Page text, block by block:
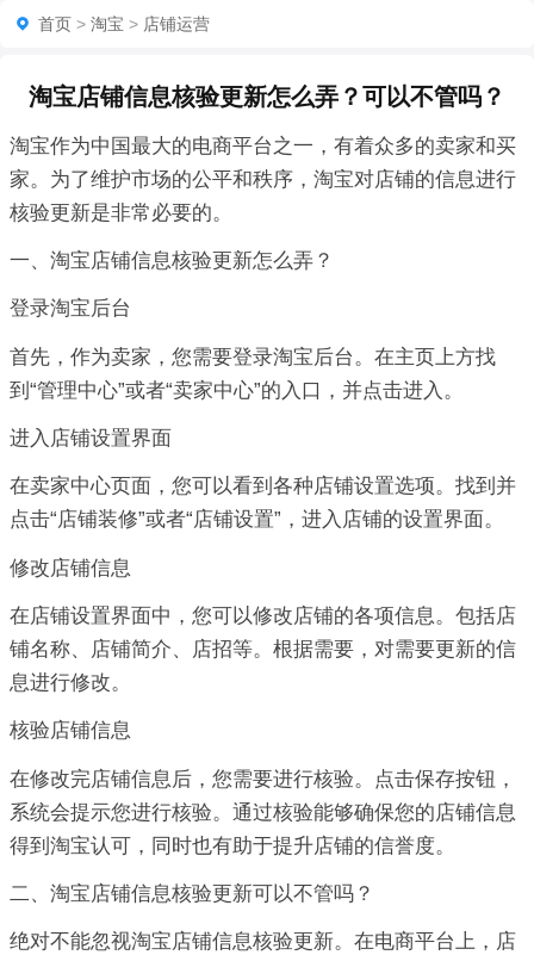
首页 > 淘宝 > 店铺运营
淘宝店铺信息核验更新怎么弄？可以不管吗？
淘宝作为中国最大的电商平台之一，有着众多的卖家和买
家。为了维护市场的公平和秩序，淘宝对店铺的信息进行
核验更新是非常必要的。
一、淘宝店铺信息核验更新怎么弄？
登录淘宝后台
首先，作为卖家，您需要登录淘宝后台。在主页上方找
到“管理中心”或者“卖家中心”的入口，并点击进入。
进入店铺设置界面
在卖家中心页面，您可以看到各种店铺设置选项。找到并
点击“店铺装修”或者“店铺设置”，进入店铺的设置界面。
修改店铺信息
在店铺设置界面中，您可以修改店铺的各项信息。包括店
铺名称、店铺简介、店招等。根据需要，对需要更新的信
息进行修改。
核验店铺信息
在修改完店铺信息后，您需要进行核验。点击保存按钮，
系统会提示您进行核验。通过核验能够确保您的店铺信息
得到淘宝认可，同时也有助于提升店铺的信誉度。
二、淘宝店铺信息核验更新可以不管吗？
绝对不能忽视淘宝店铺信息核验更新。在电商平台上，店